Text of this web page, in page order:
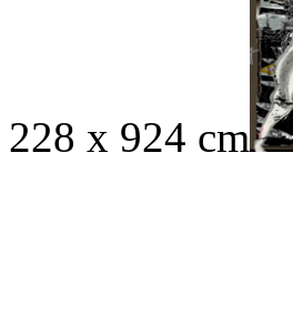
228 x 924 cm